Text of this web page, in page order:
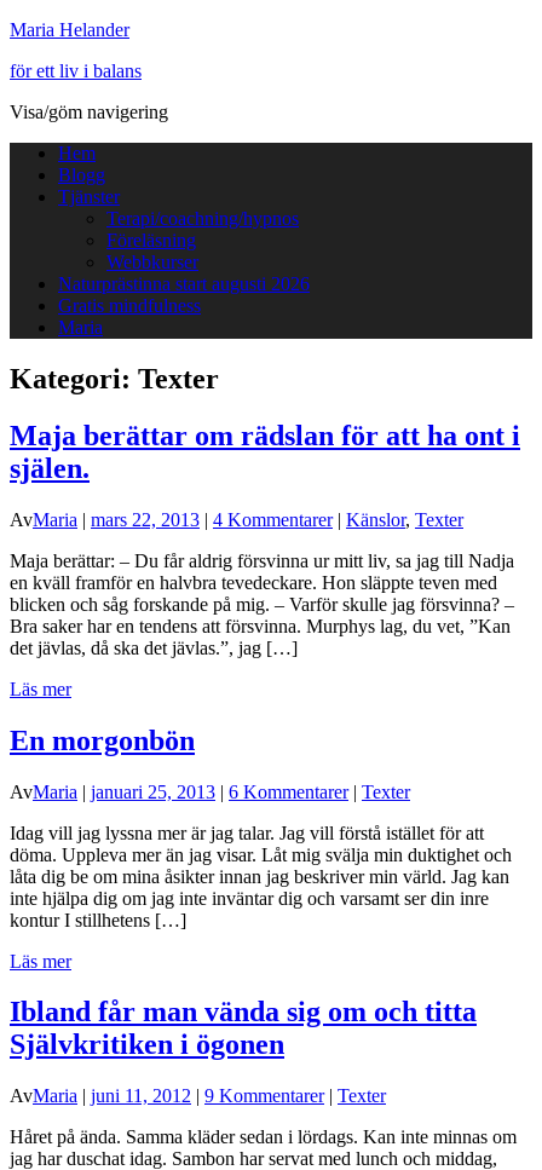
Maria Helander
för ett liv i balans
Visa/göm navigering
Hem
Blogg
Tjänster
Terapi/coachning/hypnos
Föreläsning
Webbkurser
Naturprästinna start augusti 2026
Gratis mindfulness
Maria
Kategori: Texter
Maja berättar om rädslan för att ha ont i
själen.
AvMaria | mars 22, 2013 | 4 Kommentarer| Känslor, Texter
Maja berättar: – Du får aldrig försvinna ur mitt liv, sa jag till Nadja
en kväll framför en halvbra tevedeckare. Hon släppte teven med
blicken och såg forskande på mig. – Varför skulle jag försvinna? –
Bra saker har en tendens att försvinna. Murphys lag, du vet, ”Kan
det jävlas, då ska det jävlas.”, jag […]
Läs mer
En morgonbön
AvMaria | januari 25, 2013 | 6 Kommentarer| Texter
Idag vill jag lyssna mer är jag talar. Jag vill förstå istället för att
döma. Uppleva mer än jag visar. Låt mig svälja min duktighet och
låta dig be om mina åsikter innan jag beskriver min värld. Jag kan
inte hjälpa dig om jag inte inväntar dig och varsamt ser din inre
kontur I stillhetens […]
Läs mer
Ibland får man vända sig om och titta
Självkritiken i ögonen
AvMaria | juni 11, 2012 | 9 Kommentarer| Texter
Håret på ända. Samma kläder sedan i lördags. Kan inte minnas om
jag har duschat idag. Sambon har servat med lunch och middag,